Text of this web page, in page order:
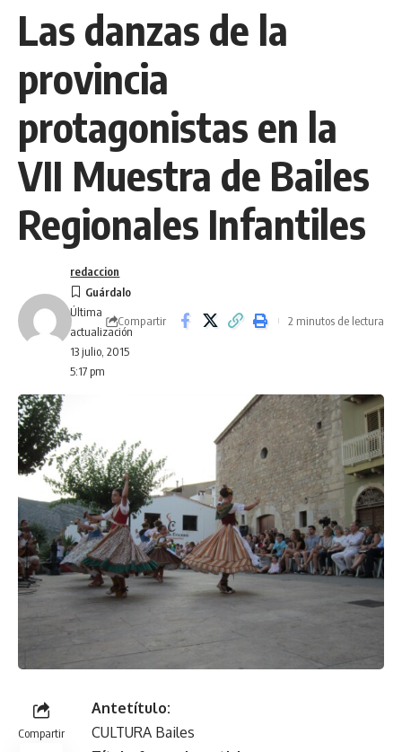
Las danzas de la
provincia
protagonistas en la
VII Muestra de Bailes
Regionales Infantiles
Última
actualización
13 julio, 2015
5:17 pm
redaccion
Compartir 2 minutos de lectura
Compartir
Antetítulo:
CULTURA Bailes